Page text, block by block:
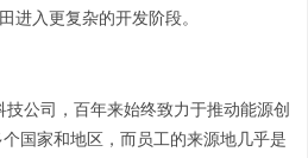
进入更复杂的开发阶段。
公司，百年来始终致力于推动能源创
国家和地区，而员工的来源地几乎是